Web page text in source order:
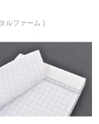
ルファーム )